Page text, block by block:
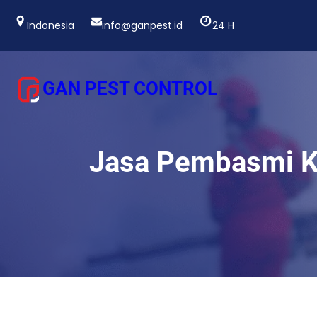
Indonesia info@ganpest.id 24 H
GAN PEST CONTROL
Jasa Pembasmi